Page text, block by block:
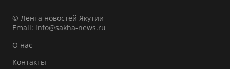
© Лента новостей Якутии
Email: info@sakha-news.ru
О нас
Контакты